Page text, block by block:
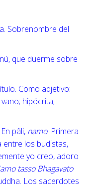
Sobrenombre del
que duerme sobre
Como adjetivo:
hipócrita;
pâli, namo. Primera
entre los budistas,
yo creo, adoro
tasso Bhagavato
Los sacerdotes